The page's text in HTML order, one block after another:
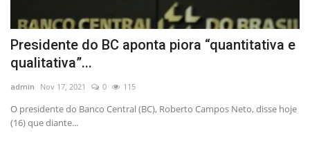
Presidente do BC aponta piora “quantitativa e
qualitativa”...
admin Nov 17, 2021 0 115
O presidente do Banco Central (BC), Roberto Campos Neto, disse hoje
(16) que diante...